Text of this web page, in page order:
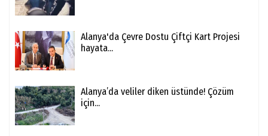
Alanya'da Çevre Dostu Çiftçi Kart Projesi
hayata...
Alanya’da veliler diken üstünde! Çözüm
için...